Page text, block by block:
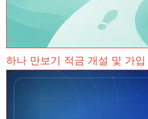
하나 만보기 적금 개설 및 가